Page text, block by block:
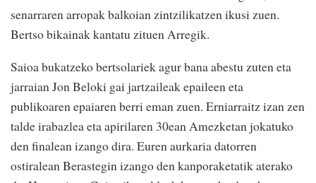
senarraren arropak balkoian zintzilikatzen ikusi zuen.
Bertso bikainak kantatu zituen Arregik.
Saioa bukatzeko bertsolariek agur bana abestu zuten eta
jarraian Jon Beloki gai jartzaileak epaileen eta
publikoaren epaiaren berri eman zuen. Erniarraitz izan zen
talde irabazlea eta apirilaren 30ean Amezketan jokatuko
den finalean izango dira. Euren aurkaria datorren
ostiralean Berastegin izango den kanporaketatik aterako